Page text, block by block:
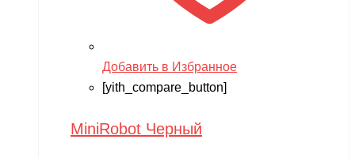
Добавить в Избранное
[yith_compare_button]
MiniRobot Черный